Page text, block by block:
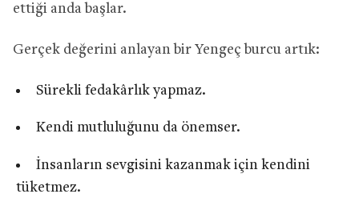
ettiği anda başlar.
Gerçek değerini anlayan bir Yengeç burcu artık:
Sürekli fedakârlık yapmaz.
Kendi mutluluğunu da önemser.
İnsanların sevgisini kazanmak için kendini
tüketmez.